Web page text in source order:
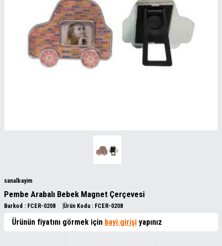
sanalbayim
Pembe Arabalı Bebek Magnet Çerçevesi
Barkod : FCER-0208 Ürün Kodu : FCER-0208
Ürünün fiyatını görmek için bayi girişi yapınız